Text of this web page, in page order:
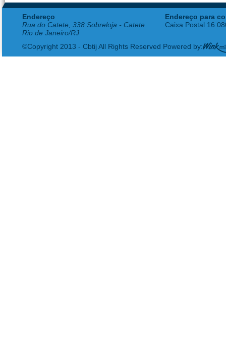
Endereço
Rua do Catete, 338 Sobreloja - Catete
Rio de Janeiro/RJ
Endereço para
Caixa Postal
©Copyright 2013 - Cbtij All Rights Reserved Powered by: